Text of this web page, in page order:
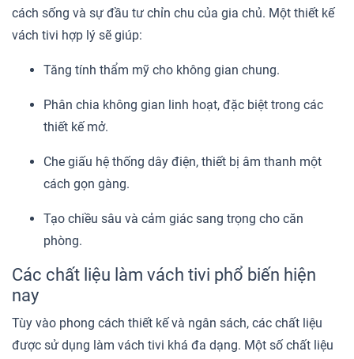
cách sống và sự đầu tư chỉn chu của gia chủ. Một thiết kế
vách tivi hợp lý sẽ giúp:
Tăng tính thẩm mỹ cho không gian chung.
Phân chia không gian linh hoạt, đặc biệt trong các
thiết kế mở.
Che giấu hệ thống dây điện, thiết bị âm thanh một
cách gọn gàng.
Tạo chiều sâu và cảm giác sang trọng cho căn
phòng.
Các chất liệu làm vách tivi phổ biến hiện
nay
Tùy vào phong cách thiết kế và ngân sách, các chất liệu
được sử dụng làm vách tivi khá đa dạng. Một số chất liệu